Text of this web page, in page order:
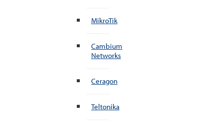
MikroTik
Cambium
Networks
Ceragon
Teltonika